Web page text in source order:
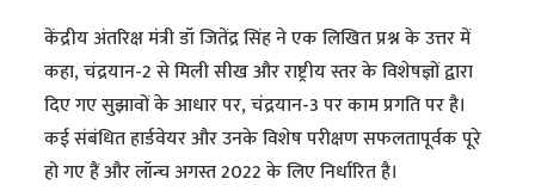
केंद्रीय अंतरिक्ष मंत्री डॉ जितेंद्र सिंह ने एक लिखित प्रश्न के उत्तर में
कहा, चंद्रयान-2 से मिली सीख और राष्ट्रीय स्तर के विशेषज्ञों द्वारा
दिए गए सुझावों के आधार पर, चंद्रयान-3 पर काम प्रगति पर है।
कई संबंधित हार्डवेयर और उनके विशेष परीक्षण सफलतापूर्वक पूरे
हो गए हैं और लॉन्च अगस्त 2022 के लिए निर्धारित है।